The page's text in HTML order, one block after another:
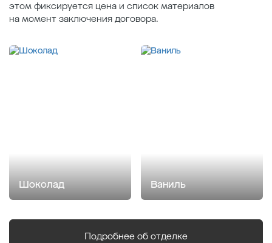
этом фиксируется цена и список материалов
на момент заключения договора.
Шоколад Ваниль
Подробнее об отделке